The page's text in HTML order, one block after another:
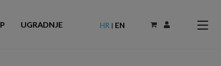
UGRADNJE HR | EN